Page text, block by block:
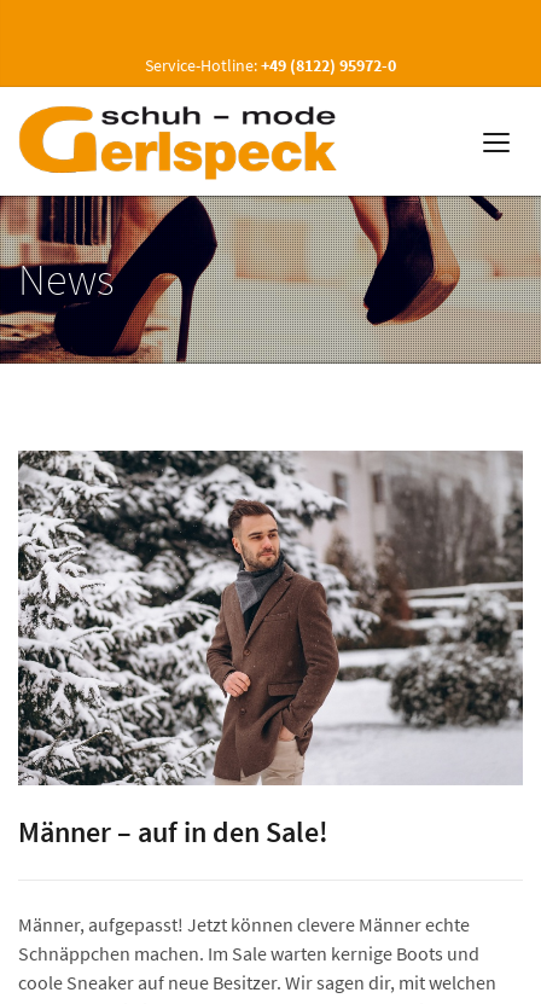
Service-Hotline:+49 (8122) 95972-0
News
Männer – auf in den Sale!
Männer, aufgepasst! Jetzt können clevere Männer echte
Schnäppchen machen. Im Sale warten kernige Boots und
coole Sneaker auf neue Besitzer. Wir sagen dir, mit welchen